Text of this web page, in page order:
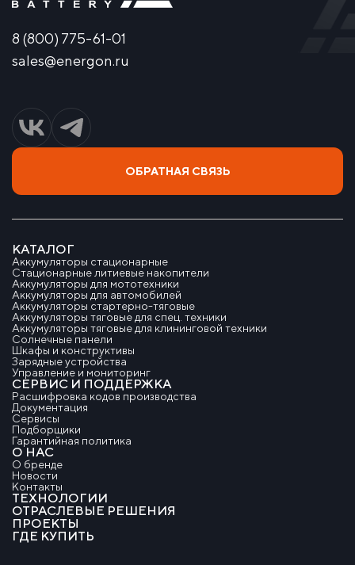
8 (800) 775-61-01
sales@energon.ru
ОБРАТНАЯ СВЯЗЬ
КАТАЛОГ
Аккумуляторы стационарные
Стационарные литиевые накопители
Аккумуляторы для мототехники
Аккумуляторы для автомобилей
Аккумуляторы стартерно-тяговые
Аккумуляторы тяговые для спец. техники
Аккумуляторы тяговые для клининговой техники
Солнечные панели
Шкафы и конструктивы
Зарядные устройства
Управление и мониторинг
СЕРВИС И ПОДДЕРЖКА
Расшифровка кодов производства
Документация
Сервисы
Подборщики
Гарантийная политика
О НАС
О бренде
Новости
Контакты
ТЕХНОЛОГИИ
ОТРАСЛЕВЫЕ РЕШЕНИЯ
ПРОЕКТЫ
ГДЕ КУПИТЬ